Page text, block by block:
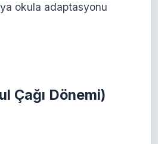
okula adaptasyonu
Çağı Dönemi)